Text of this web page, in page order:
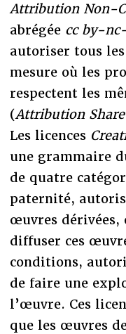
Attribution Non-
abrégée cc by-
autoriser tous
mesure où les
respectent les
(Attribution
Les licences
une grammaire
de quatre
paternité,
œuvres dérivées,
diffuser ces
conditions,
de faire une
l’œuvre. Ces
que les œuvres